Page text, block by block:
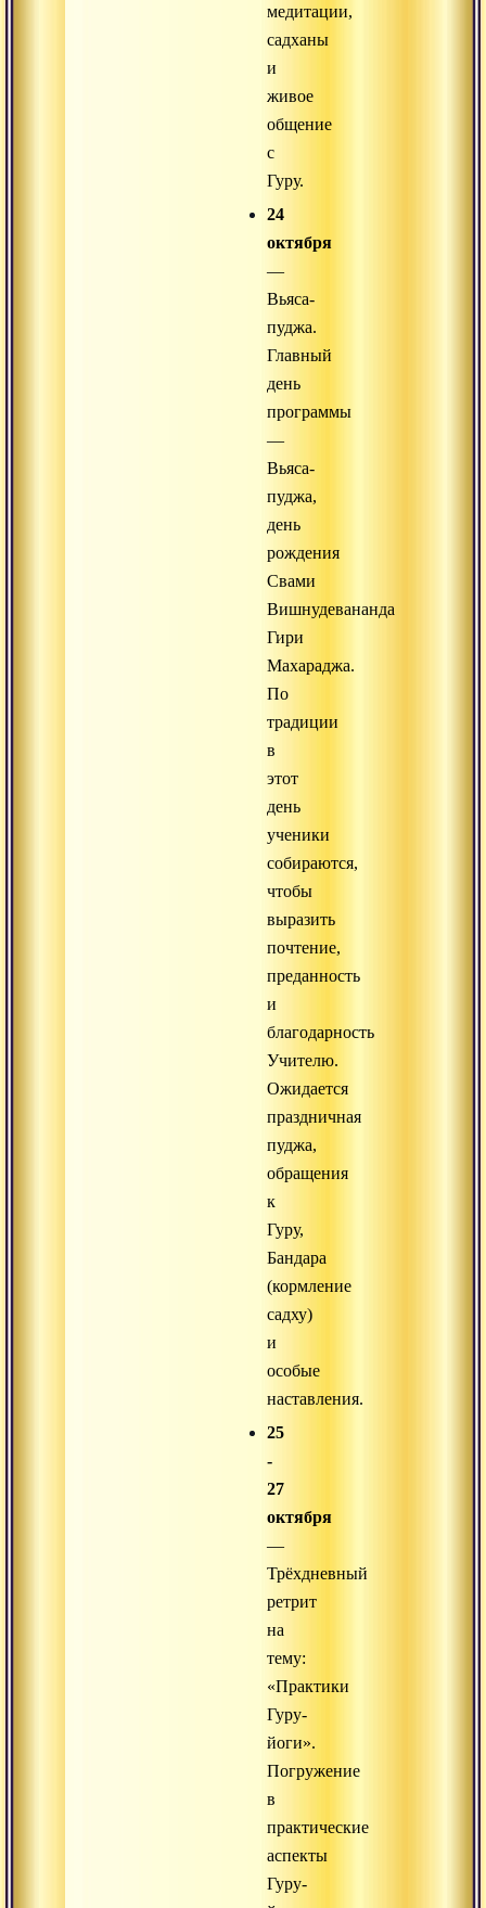
медитации,
садханы
и
живое
общение
с
Гуру.
24
октября
—
Вьяса-
пуджа.
Главный
день
программы
—
Вьяса-
пуджа,
день
рождения
Свами
Вишнудевананда
Гири
Махараджа.
По
традиции
в
этот
день
ученики
собираются,
чтобы
выразить
почтение,
преданность
и
благодарность
Учителю.
Ожидается
праздничная
пуджа,
обращения
к
Гуру,
Бандара
(кормление
садху)
и
особые
наставления.
25
-
27
октября
—
Трёхдневный
ретрит
на
тему:
«Практики
Гуру-
йоги».
Погружение
в
практические
аспекты
Гуру-